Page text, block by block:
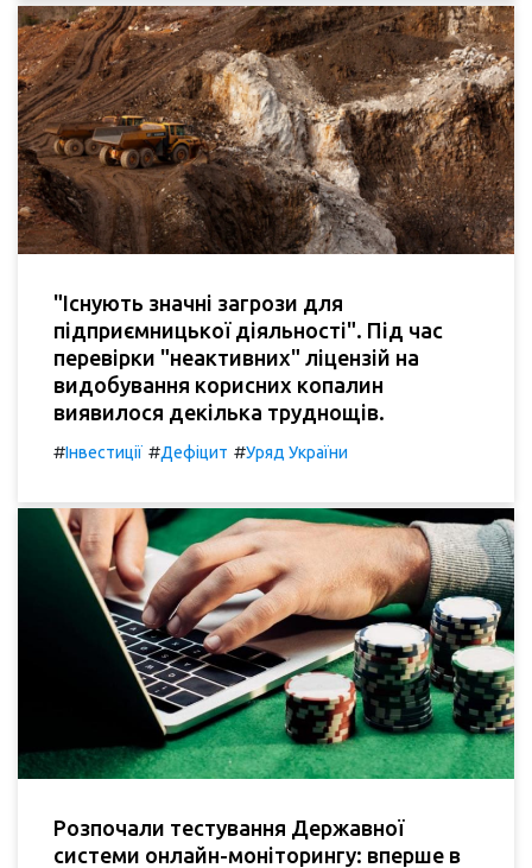
"Існують значні загрози для
підприємницької діяльності". Під час
перевірки "неактивних" ліцензій на
видобування корисних копалин
виявилося декілька труднощів.
#Інвестиції #Дефіцит #Уряд України
Розпочали тестування Державної
системи онлайн-моніторингу: вперше в